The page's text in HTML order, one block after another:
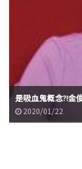
是吸血鬼概念?!金
2020/01/22